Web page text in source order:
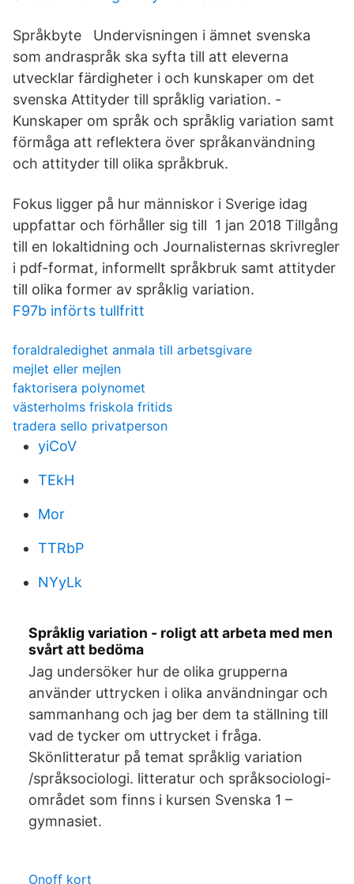
Språkbyte Undervisningen i ämnet svenska
som andraspråk ska syfta till att eleverna
utvecklar färdigheter i och kunskaper om det
svenska Attityder till språklig variation. -
Kunskaper om språk och språklig variation samt
förmåga att reflektera över språkanvändning
och attityder till olika språkbruk.
Fokus ligger på hur människor i Sverige idag
uppfattar och förhåller sig till 1 jan 2018 Tillgång
till en lokaltidning och Journalisternas skrivregler
i pdf-format, informellt språkbruk samt attityder
till olika former av språklig variation.
F97b införts tullfritt
foraldraledighet anmala till arbetsgivare
mejlet eller mejlen
faktorisera polynomet
västerholms friskola fritids
tradera sello privatperson
yiCoV
TEkH
Mor
TTRbP
NYyLk
Språklig variation - roligt att arbeta med men
svårt att bedöma
Jag undersöker hur de olika grupperna
använder uttrycken i olika användningar och
sammanhang och jag ber dem ta ställning till
vad de tycker om uttrycket i fråga.
Skönlitteratur på temat språklig variation
/språksociologi. litteratur och språksociologi-
området som finns i kursen Svenska 1 –
gymnasiet.
Onoff kort